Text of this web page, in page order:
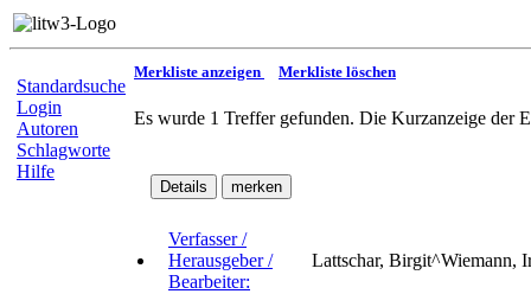
Standardsuche
Login
Autoren
Schlagworte
Hilfe
Merkliste anzeigen Merkliste löschen
Es wurde 1 Treffer gefunden. Die Kurzanzeige der
Verfasser /
Herausgeber /
Bearbeiter:
Lattschar, Birgit^Wiemann,